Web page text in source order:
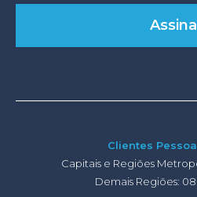
Clientes
Capitais e Regiões
Demais Regiões: